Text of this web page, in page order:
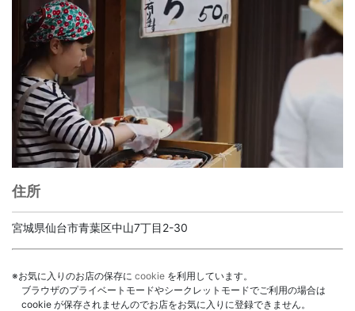
住所
宮城県仙台市青葉区中山7丁目2-30
※お気に入りのお店の保存に cookie を利用しています。
ブラウザのプライベートモードやシークレットモードでご利用の場合は
cookie が保存されませんのでお店をお気に入りに登録できません。